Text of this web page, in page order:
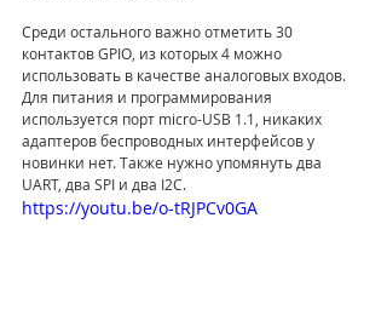
Среди остального важно отметить 30
контактов GPIO, из которых 4 можно
использовать в качестве аналоговых входов.
Для питания и программирования
используется порт micro-USB 1.1, никаких
адаптеров беспроводных интерфейсов у
новинки нет. Также нужно упомянуть два
UART, два SPI и два I2C.
https://youtu.be/o-tRJPCv0GA